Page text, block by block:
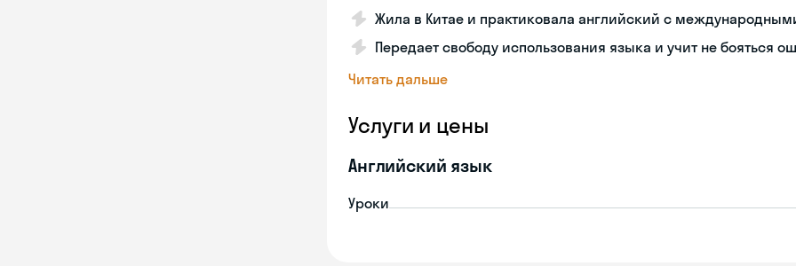
Жила в Китае и практиковала английский с
Передает свободу использования языка и учит не бояться
Читать дальше
Услуги и цены
Английский язык
Уроки